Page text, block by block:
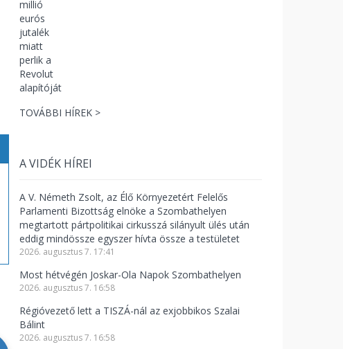
TOVÁBBI HÍREK >
A VIDÉK HÍREI
A V. Németh Zsolt, az Élő Környezetért Felelős
Parlamenti Bizottság elnöke a Szombathelyen
megtartott pártpolitikai cirkusszá silányult ülés után
eddig mindössze egyszer hívta össze a testületet
2026. augusztus 7. 17:41
Most hétvégén Joskar-Ola Napok Szombathelyen
2026. augusztus 7. 16:58
Régióvezető lett a TISZÁ-nál az exjobbikos Szalai
Bálint
2026. augusztus 7. 16:58